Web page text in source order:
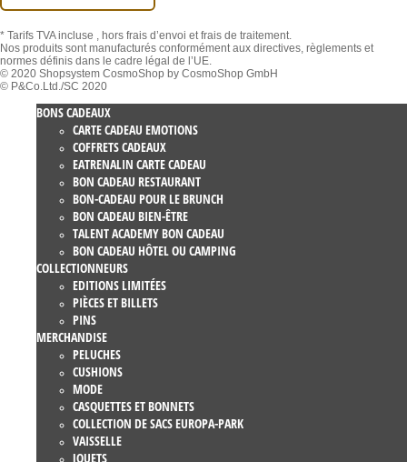
* Tarifs TVA incluse
, hors frais d’envoi et frais de traitement.
Nos produits sont manufacturés conformément aux directives, règlements et
normes définis dans le cadre légal de l’UE.
© 2020 Shopsystem CosmoShop by CosmoShop GmbH
© P&Co.Ltd./SC 2020
BONS CADEAUX
CARTE CADEAU EMOTIONS
COFFRETS CADEAUX
EATRENALIN CARTE CADEAU
BON CADEAU RESTAURANT
BON-CADEAU POUR LE BRUNCH
BON CADEAU BIEN-ÊTRE
TALENT ACADEMY BON CADEAU
BON CADEAU HÔTEL OU CAMPING
COLLECTIONNEURS
EDITIONS LIMITÉES
PIÈCES ET BILLETS
PINS
MERCHANDISE
PELUCHES
CUSHIONS
MODE
CASQUETTES ET BONNETS
COLLECTION DE SACS EUROPA-PARK
VAISSELLE
JOUETS